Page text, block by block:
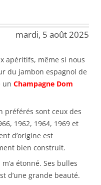
mardi, 5 août 2025
apéritifs, même si nous
du jambon espagnol de
un Champagne Dom
préférés sont ceux des
1962, 1964, 1969 et
d’origine est
bien construit.
étonné. Ses bulles
d’une grande beauté.